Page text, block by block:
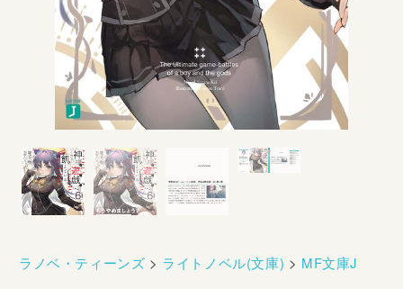
ラノベ・ティーンズ > ライトノベル(文庫) > MF文庫J